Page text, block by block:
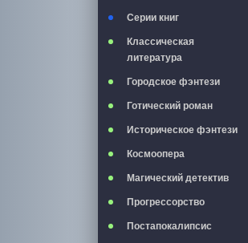
Серии книг
Классическая
литература
Городское фэнтези
Готический роман
Историческое фэнтези
Космоопера
Магический детектив
Прогрессорство
Постапокалипсис